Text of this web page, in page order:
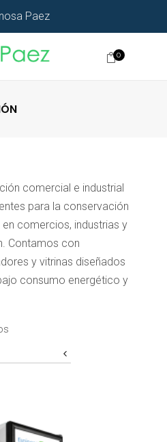
Paez
0
comercial e industrial
para la conservación
comercios, industrias y
Contamos con
y vitrinas diseñados
consumo energético y